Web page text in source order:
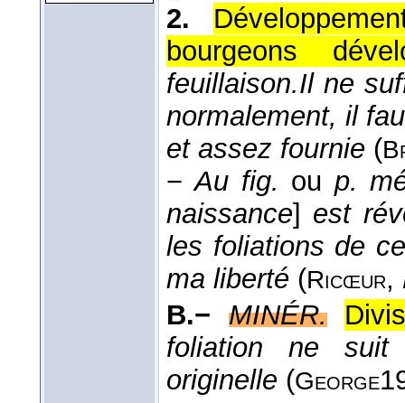
2.
bourgeons
feuillaison.Il ne
normalement, il
et assez fournie (
−Au fig. ou p.
naissance] est
les foliations de
ma liberté (Ricœur,
B.− MINÉR.
foliation ne suit
originelle (George